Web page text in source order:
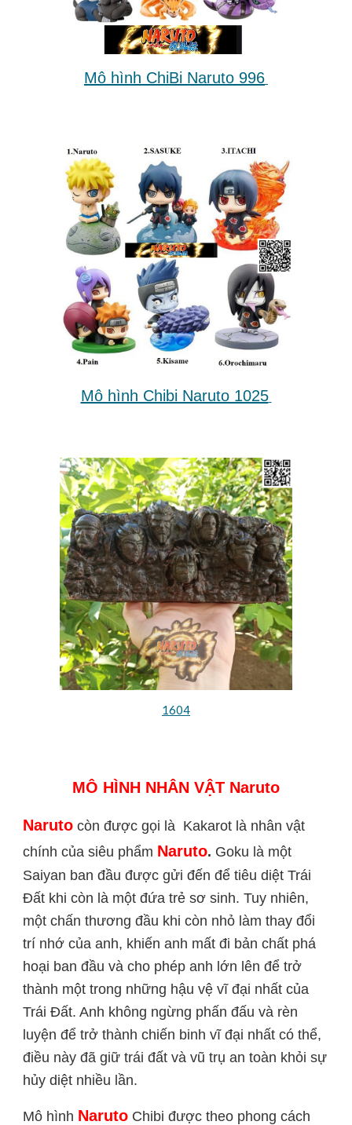
Mô hình ChiBi Naruto 996
Mô hình Chibi Naruto 1025
1604
MÔ HÌNH NHÂN VẬT Naruto
Naruto còn được gọi là  Kakarot là nhân vật
chính của siêu phẩm Naruto. Goku là một
Saiyan ban đầu được gửi đến để tiêu diệt Trái
Đất khi còn là một đứa trẻ sơ sinh. Tuy nhiên,
một chấn thương đầu khi còn nhỏ làm thay đổi
trí nhớ của anh, khiến anh mất đi bản chất phá
hoại ban đầu và cho phép anh lớn lên để trở
thành một trong những hậu vệ vĩ đại nhất của
Trái Đất. Anh không ngừng phấn đấu và rèn
luyện để trở thành chiến binh vĩ đại nhất có thể,
điều này đã giữ trái đất và vũ trụ an toàn khỏi sự
hủy diệt nhiều lần.
Mô hình Naruto Chibi được theo phong cách